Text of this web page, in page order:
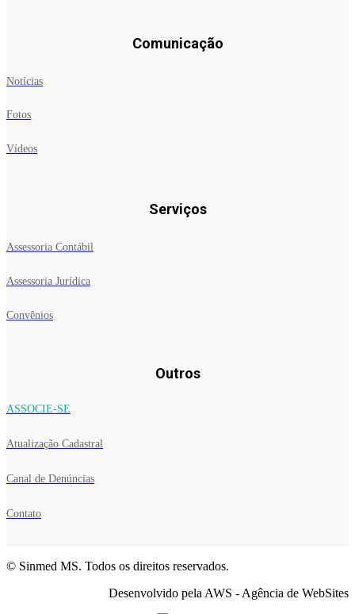
Comunicação
Notícias
Fotos
Vídeos
Serviços
Assessoria Contábil
Assessoria Jurídica
Convênios
Outros
ASSOCIE-SE
Atualização Cadastral
Canal de Denúncias
Contato
© Sinmed MS. Todos os direitos reservados.
Desenvolvido pela AWS - Agência de WebSites